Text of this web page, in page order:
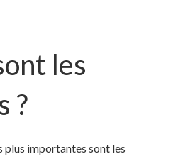
les
?
plus importantes sont les